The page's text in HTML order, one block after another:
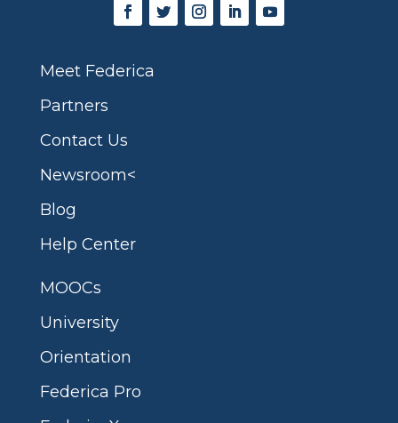
Meet Federica
Partners
Contact Us
Newsroom<
Blog
Help Center
MOOCs
University
Orientation
Federica Pro